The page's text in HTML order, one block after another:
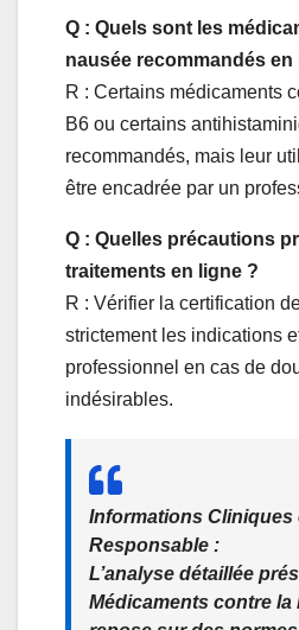
Q : Quels sont les
nausée recommandés en
R : Certains médicaments
B6 ou certains
recommandés, mais leur
être encadrée par un
Q : Quelles précautions
traitements en ligne ?
R : Vérifier la certification
strictement les indications
professionnel en cas de
indésirables.
Informations Cliniques
Responsable :
L’analyse détaillée
Médicaments contre la